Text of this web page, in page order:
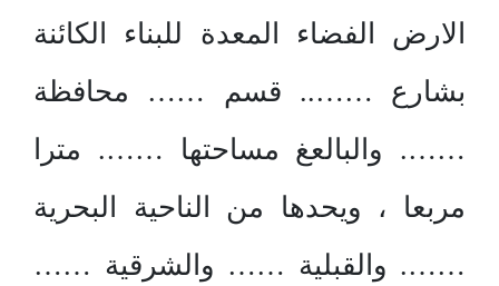
الارض الفضاء المعدة للبناء الكائنة
بشارع …….. قسم …… محافظة
……. والبالعغ مساحتها ……. مترا
مربعا ، ويحدها من الناحية البحرية
……. والقبلية …… والشرقية ……